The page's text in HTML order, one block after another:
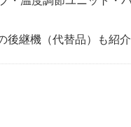
継機（代替品）も紹介